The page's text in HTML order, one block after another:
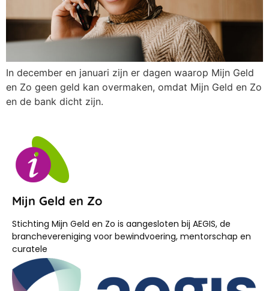
In december en januari zijn er dagen waarop Mijn Geld
en Zo geen geld kan overmaken, omdat Mijn Geld en Zo
en de bank dicht zijn.
Mijn Geld en Zo
Stichting Mijn Geld en Zo is aangesloten bij AEGIS, de
branchevereniging voor bewindvoering, mentorschap en
curatele